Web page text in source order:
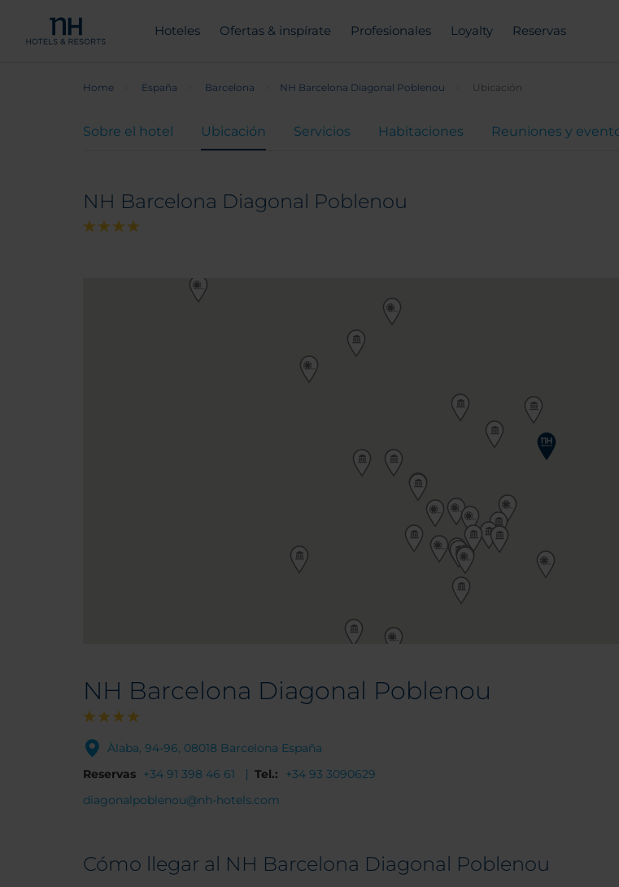
Hoteles Ofertas & inspírate Profesionales Loyalty Reservas
Home España Barcelona NH Barcelona Diagonal Poblenou Ubicación
Sobre el hotel Ubicación Servicios Habitaciones Reuniones y
NH Barcelona Diagonal Poblenou
NH Barcelona Diagonal Poblenou
Àlaba, 94-96, 08018 Barcelona España
Reservas +34 91 398 46 61 Tel.:
+34 93 3090629
diagonalpoblenou@nh-hotels.com
Cómo llegar al NH Barcelona Diagonal Poblenou